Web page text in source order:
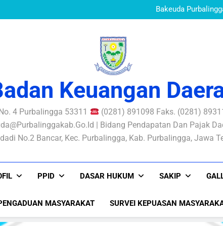
Mewujudkan
Bakeuda
Aksi Perubahan
Keuangan
4 Purbalingga 53311
(0281) 891098 Faks. (0281)
| Bidang Pendapatan Dan Pajak
No.2 Bancar, Kec. Purbalingga, Kab. Purbalingga, Jawa
PPID DASAR HUKUM SAKIP
MASYARAKAT SURVEI KEPUASAN